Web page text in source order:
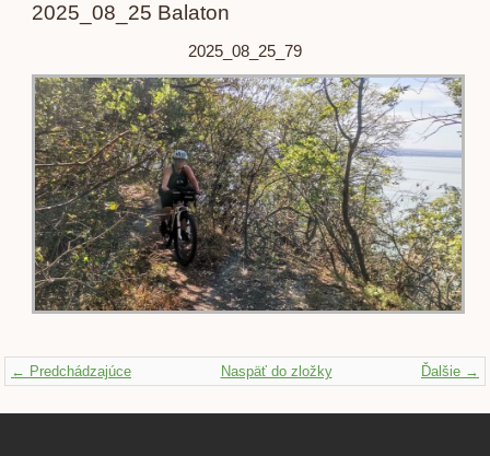
2025_08_25 Balaton
2025_08_25_79
← Predchádzajúce Ďalšie →
Naspäť do zložky